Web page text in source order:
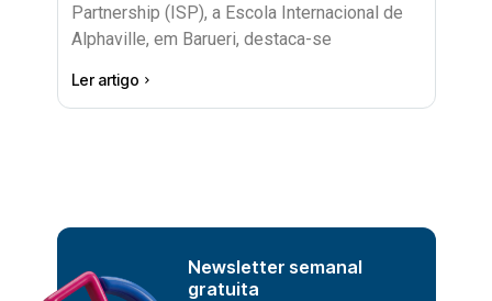
Partnership (ISP), a Escola Internacional de
Alphaville, em Barueri, destaca-se
Ler artigo
Newsletter semanal
gratuita